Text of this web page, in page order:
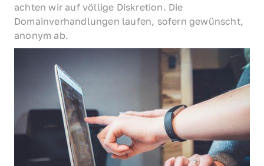
achten wir auf völlige Diskretion. Die
Domainverhandlungen laufen, sofern gewünscht,
anonym ab.